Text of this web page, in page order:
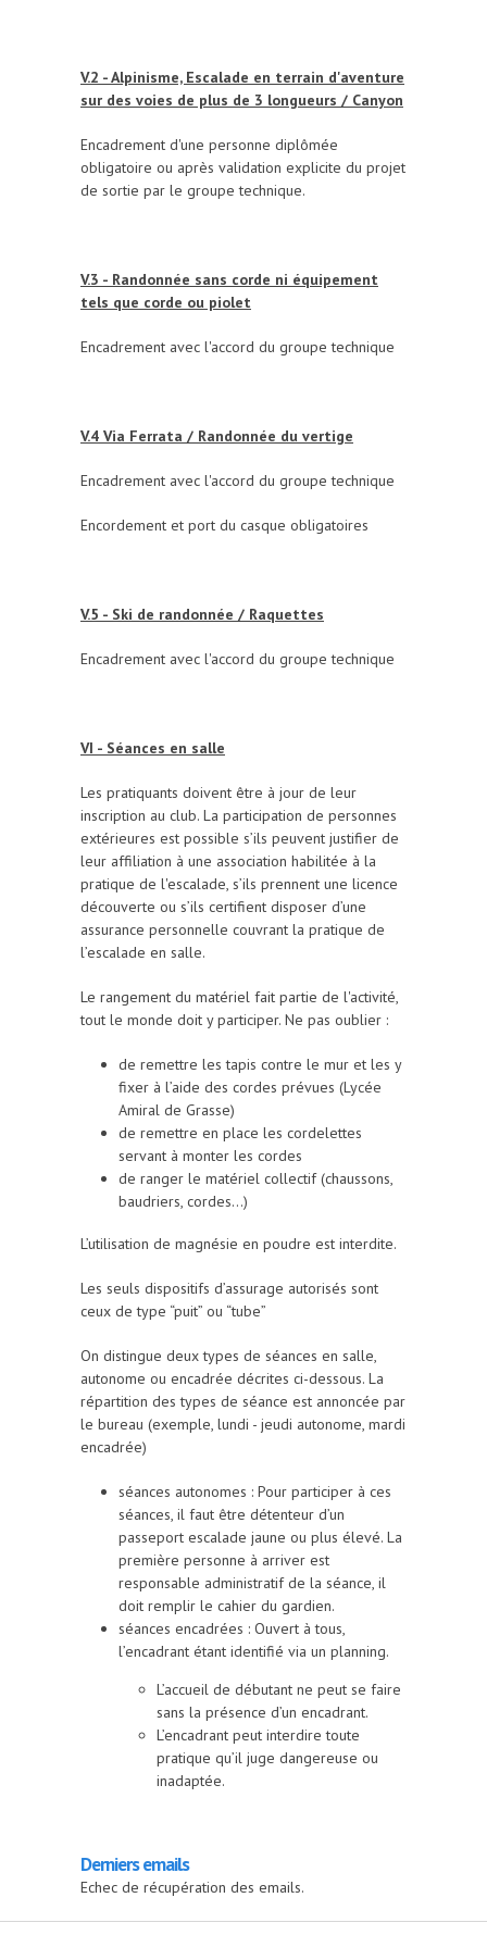
V.2 - Alpinisme, Escalade en terrain d'aventure
sur des voies de plus de 3 longueurs / Canyon
Encadrement d'une personne diplômée
obligatoire ou après validation explicite du projet
de sortie par le groupe technique.
V.3 - Randonnée sans corde ni équipement
tels que corde ou piolet
Encadrement avec l'accord du groupe technique
V.4 Via Ferrata / Randonnée du vertige
Encadrement avec l'accord du groupe technique
Encordement et port du casque obligatoires
V.5 - Ski de randonnée / Raquettes
Encadrement avec l'accord du groupe technique
VI - Séances en salle
Les pratiquants doivent être à jour de leur
inscription au club. La participation de personnes
extérieures est possible s’ils peuvent justifier de
leur affiliation à une association habilitée à la
pratique de l'escalade, s’ils prennent une licence
découverte ou s’ils certifient disposer d’une
assurance personnelle couvrant la pratique de
l’escalade en salle.
Le rangement du matériel fait partie de l'activité,
tout le monde doit y participer. Ne pas oublier :
de remettre les tapis contre le mur et les y
fixer à l’aide des cordes prévues (Lycée
Amiral de Grasse)
de remettre en place les cordelettes
servant à monter les cordes
de ranger le matériel collectif (chaussons,
baudriers, cordes…)
L’utilisation de magnésie en poudre est interdite.
Les seuls dispositifs d’assurage autorisés sont
ceux de type “puit” ou “tube”
On distingue deux types de séances en salle,
autonome ou encadrée décrites ci-dessous. La
répartition des types de séance est annoncée par
le bureau (exemple, lundi - jeudi autonome, mardi
encadrée)
séances autonomes : Pour participer à ces
séances, il faut être détenteur d’un
passeport escalade jaune ou plus élevé. La
première personne à arriver est
responsable administratif de la séance, il
doit remplir le cahier du gardien.
séances encadrées : Ouvert à tous,
l’encadrant étant identifié via un planning.
L’accueil de débutant ne peut se faire
sans la présence d’un encadrant.
L’encadrant peut interdire toute
pratique qu’il juge dangereuse ou
inadaptée.
Derniers emails
Echec de récupération des emails.